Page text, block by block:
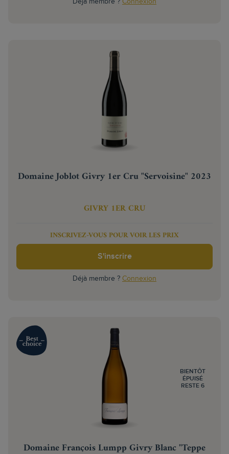
Domaine Joblot Givry 1er Cru "Servoisine" 2023
GIVRY 1ER CRU
INSCRIVEZ-VOUS POUR VOIR LES PRIX
S'inscrire
Déjà membre ? Connexion
Domaine François Lumpp Givry Blanc "Teppe
BIENTÔT
ÉPUISÉ
RESTE 6